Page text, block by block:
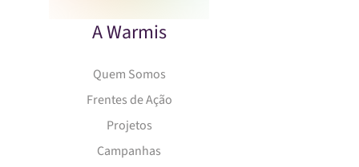
A Warmis
Quem Somos
Frentes de Ação
Projetos
Campanhas